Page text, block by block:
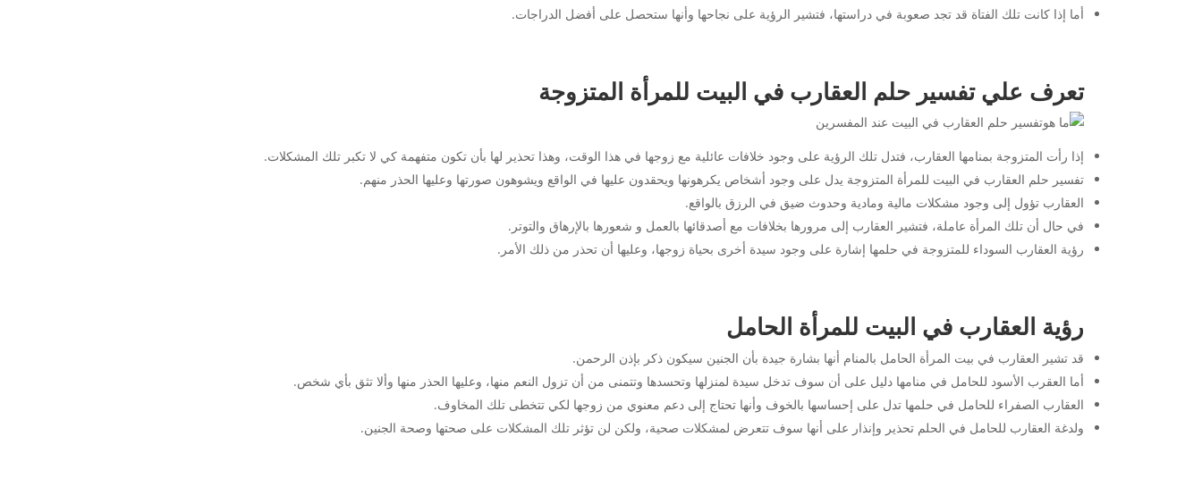
أما إذا كانت تلك الفتاة قد تجد صعوبة في دراستها، فتشير الرؤية على نجاحها وأنها ستحصل على أفضل الدراجات.
تعرف علي تفسير حلم العقارب في البيت للمرأة المتزوجة
إذا رأت المتزوجة بمنامها العقارب، فتدل تلك الرؤية على وجود خلافات عائلية مع زوجها في هذا الوقت، وهذا تحذير لها بأن تكون متفهمة كي لا تكبر تلك المشكلات.
تفسير حلم العقارب في البيت للمرأة المتزوجة يدل على وجود أشخاص يكرهونها ويحقدون عليها في الواقع ويشوهون صورتها وعليها الحذر منهم.
العقارب تؤول إلى وجود مشكلات مالية ومادية وحدوث ضيق في الرزق بالواقع.
في حال أن تلك المرأة عاملة، فتشير العقارب إلى مرورها بخلافات مع أصدقائها بالعمل و شعورها بالإرهاق والتوتر.
رؤية العقارب السوداء للمتزوجة في حلمها إشارة على وجود سيدة أخرى بحياة زوجها، وعليها أن تحذر من ذلك الأمر.
رؤية العقارب في البيت للمرأة الحامل
قد تشير العقارب في بيت المرأة الحامل بالمنام أنها بشارة جيدة بأن الجنين سيكون ذكر بإذن الرحمن.
أما العقرب الأسود للحامل في منامها دليل على أن سوف تدخل سيدة لمنزلها وتحسدها وتتمنى من أن تزول النعم منها، وعليها الحذر منها وألا تثق بأي شخص.
العقارب الصفراء للحامل في حلمها تدل على إحساسها بالخوف وأنها تحتاج إلى دعم معنوي من زوجها لكي تتخطى تلك المخاوف.
ولدغة العقارب للحامل في الحلم تحذير وإنذار على أنها سوف تتعرض لمشكلات صحية، ولكن لن تؤثر تلك المشكلات على صحتها وصحة الجنين.